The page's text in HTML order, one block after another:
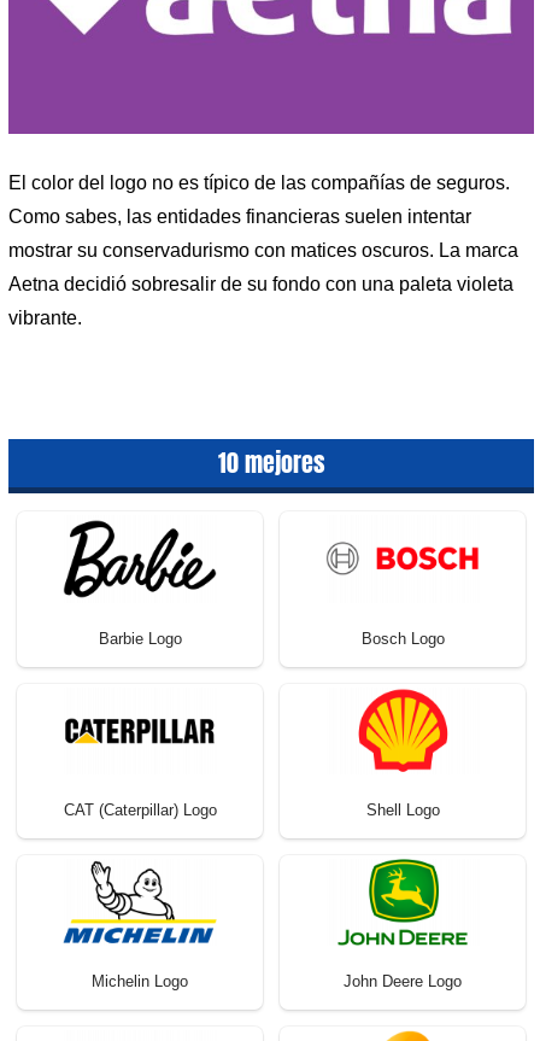
El color del logo no es típico de las compañías de seguros.
Como sabes, las entidades financieras suelen intentar
mostrar su conservadurismo con matices oscuros. La marca
Aetna decidió sobresalir de su fondo con una paleta violeta
vibrante.
10 mejores
Barbie Logo Bosch Logo
CAT (Caterpillar) Logo Shell Logo
Michelin Logo John Deere Logo